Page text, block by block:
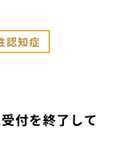
認知症
付を終了して